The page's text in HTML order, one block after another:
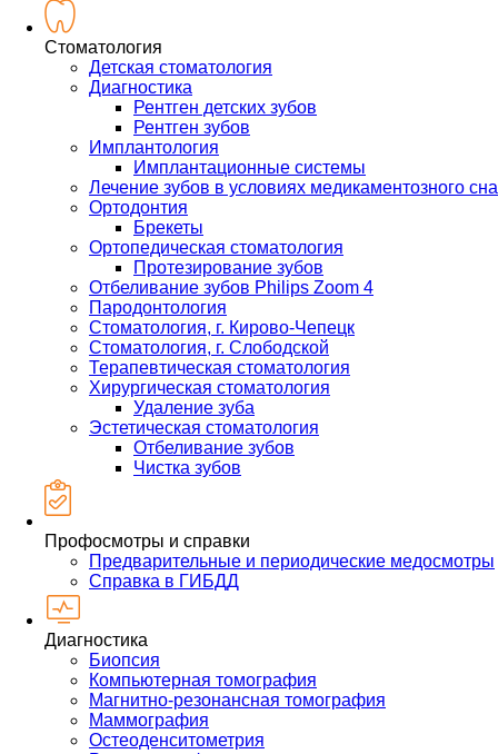
Стоматология
Детская стоматология
Диагностика
Рентген детских зубов
Рентген зубов
Имплантология
Имплантационные системы
Лечение зубов в условиях медикаментозного сна
Ортодонтия
Брекеты
Ортопедическая стоматология
Протезирование зубов
Отбеливание зубов Philips Zoom 4
Пародонтология
Стоматология, г. Кирово-Чепецк
Стоматология, г. Слободской
Терапевтическая стоматология
Хирургическая стоматология
Удаление зуба
Эстетическая стоматология
Отбеливание зубов
Чистка зубов
Профосмотры и справки
Предварительные и периодические медосмотры
Справка в ГИБДД
Диагностика
Биопсия
Компьютерная томография
Магнитно-резонансная томография
Маммография
Остеоденситометрия